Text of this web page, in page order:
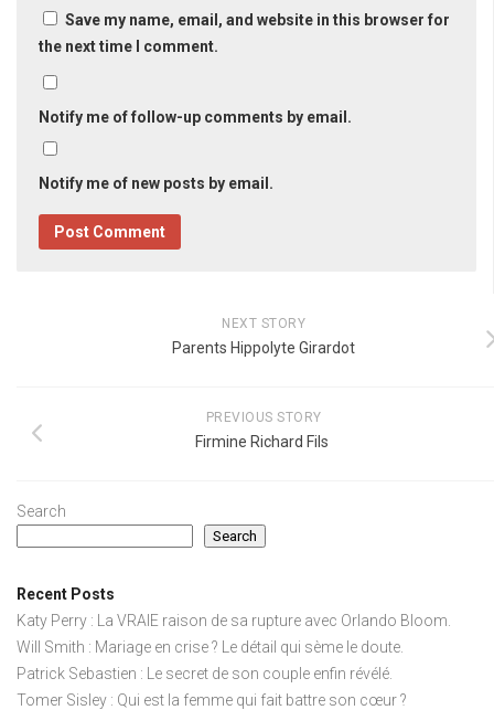
Save my name, email, and website in this browser for
the next time I comment.
Notify me of follow-up comments by email.
Notify me of new posts by email.
NEXT STORY
Parents Hippolyte Girardot
PREVIOUS STORY
Firmine Richard Fils
Search
Search
Recent Posts
Katy Perry : La VRAIE raison de sa rupture avec Orlando Bloom.
Will Smith : Mariage en crise ? Le détail qui sème le doute.
Patrick Sebastien : Le secret de son couple enfin révélé.
Tomer Sisley : Qui est la femme qui fait battre son cœur ?